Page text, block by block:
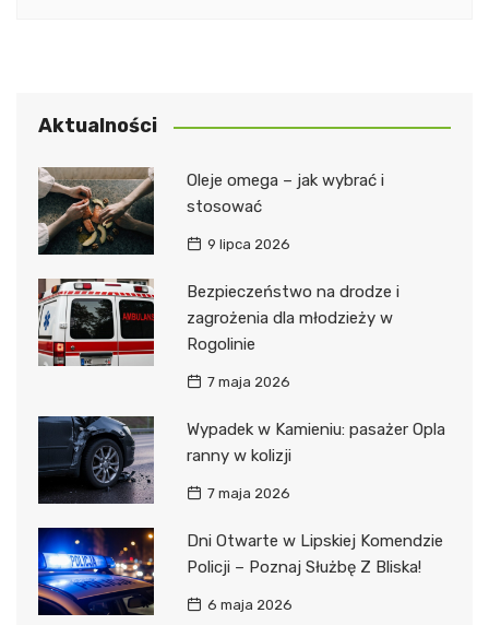
Aktualności
Oleje omega – jak wybrać i
stosować
9 lipca 2026
Bezpieczeństwo na drodze i
zagrożenia dla młodzieży w
Rogolinie
7 maja 2026
Wypadek w Kamieniu: pasażer Opla
ranny w kolizji
7 maja 2026
Dni Otwarte w Lipskiej Komendzie
Policji – Poznaj Służbę Z Bliska!
6 maja 2026